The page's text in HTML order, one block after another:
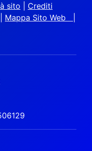
sito
Crediti
Mappa Sito Web |